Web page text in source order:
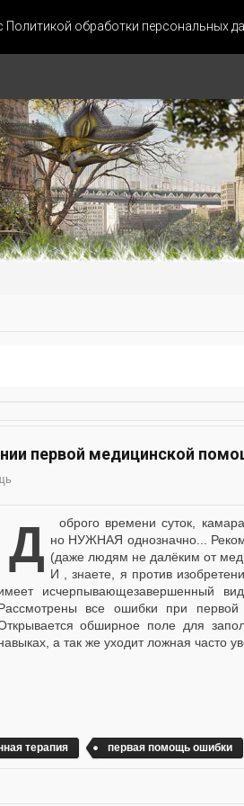
обработки персональных
первой медицинской
Доброго времени суток, камарады! Данная статья копипаста, но НУЖНАЯ однозначно...
(даже людям не далёким от
И , знаете, я против
исчерпывающезавершенный
все ошибки при
обширное поле для
а так же уходит ложная часто
терапия первая помощь ошибки